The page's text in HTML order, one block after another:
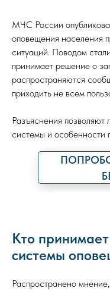
МЧС России
оповещения населения
ситуаций. Поводом
принимает решение о
распространяются
приходить не всем
Разъяснения позволяют
системы и особенности
Кто
системы
Распространено